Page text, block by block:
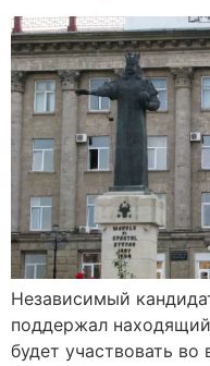
Независимый
поддержал
будет участвовать